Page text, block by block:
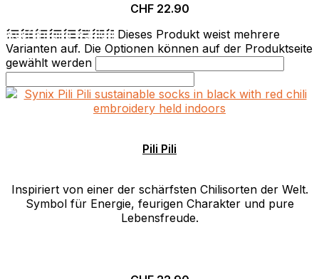
CHF22.90
Ausführung wählen Dieses Produkt weist mehrere
Varianten auf. Die Optionen können auf der Produktseite
gewählt werden
Pili Pili
Inspiriert von einer der schärfsten Chilisorten der Welt.
Symbol für Energie, feurigen Charakter und pure
Lebensfreude.